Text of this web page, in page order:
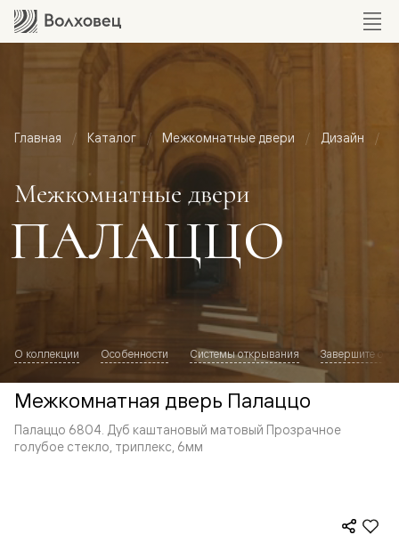
Главная Каталог Межкомнатные двери Дизайн
Межкомнатные двери
ПАЛАЦЦО
О коллекции Особенности Системы открывания Завершите
Межкомнатная дверь Палаццо
Палаццо 6804. Дуб каштановый матовый Прозрачное
голубое стекло, триплекс, 6мм